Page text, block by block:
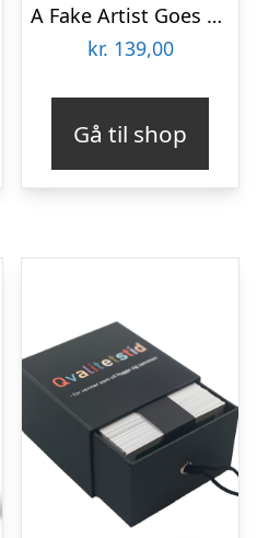
A Fake Artist Goes To New York
kr. 139,00
Gå til shop